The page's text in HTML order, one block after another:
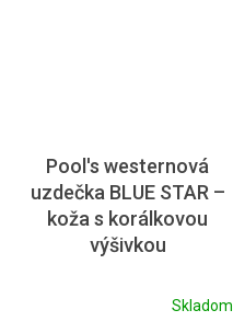
Pool's westernová
uzdečka BLUE STAR –
koža s korálkovou
výšivkou
Skladom